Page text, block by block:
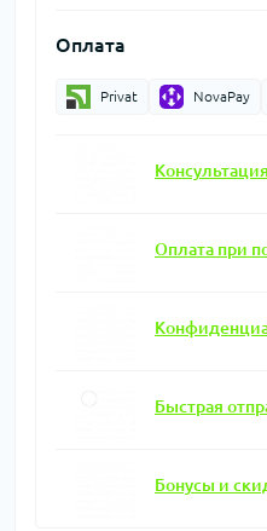
Оплата
Privat NovaPay
Оплата при
Быстрая
Бонусы и